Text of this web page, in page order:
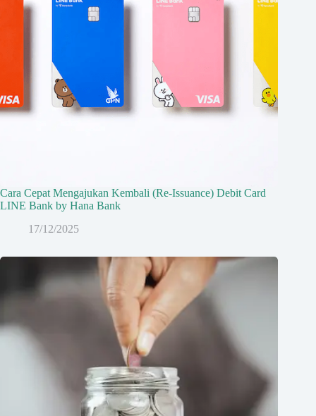
Cara Cepat Mengajukan Kembali (Re-Issuance) Debit Card
LINE Bank by Hana Bank
17/12/2025